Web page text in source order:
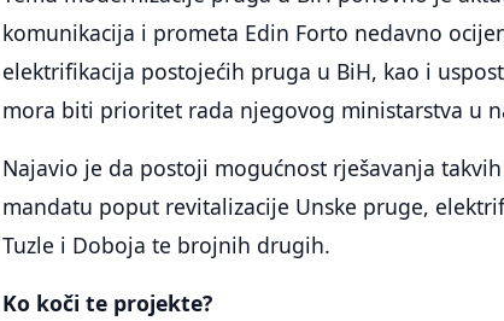
komunikacija i prometa Edin Forto nedavno
elektrifikacija postojećih pruga u BiH, kao i
mora biti prioritet rada njegovog ministarstva u
Najavio je da postoji mogućnost rješavanja
mandatu poput revitalizacije Unske pruge,
Tuzle i Doboja te brojnih drugih.
Ko koči te projekte?